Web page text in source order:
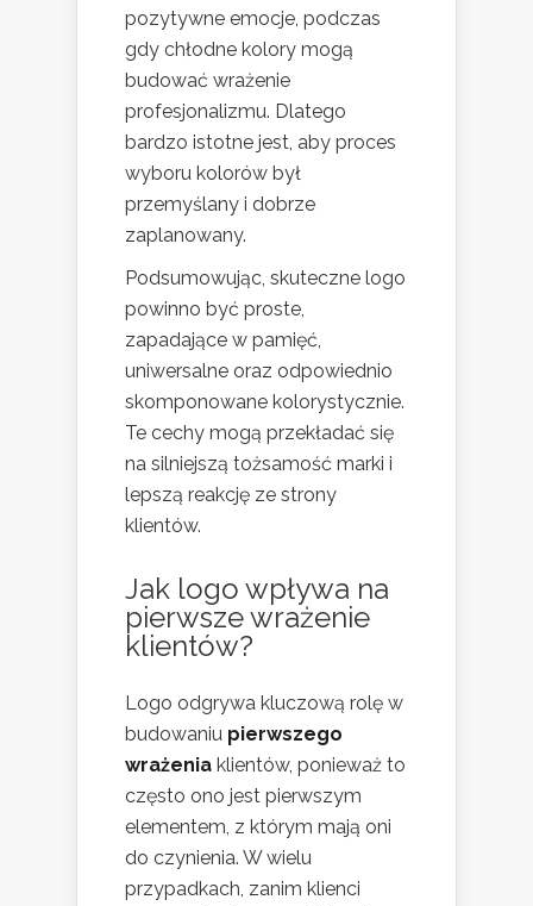
pozytywne emocje, podczas
gdy chłodne kolory mogą
budować wrażenie
profesjonalizmu. Dlatego
bardzo istotne jest, aby proces
wyboru kolorów był
przemyślany i dobrze
zaplanowany.
Podsumowując, skuteczne logo
powinno być proste,
zapadające w pamięć,
uniwersalne oraz odpowiednio
skomponowane kolorystycznie.
Te cechy mogą przekładać się
na silniejszą tożsamość marki i
lepszą reakcję ze strony
klientów.
Jak logo wpływa na
pierwsze wrażenie
klientów?
Logo odgrywa kluczową rolę w
budowaniu pierwszego
wrażenia klientów, ponieważ to
często ono jest pierwszym
elementem, z którym mają oni
do czynienia. W wielu
przypadkach, zanim klienci